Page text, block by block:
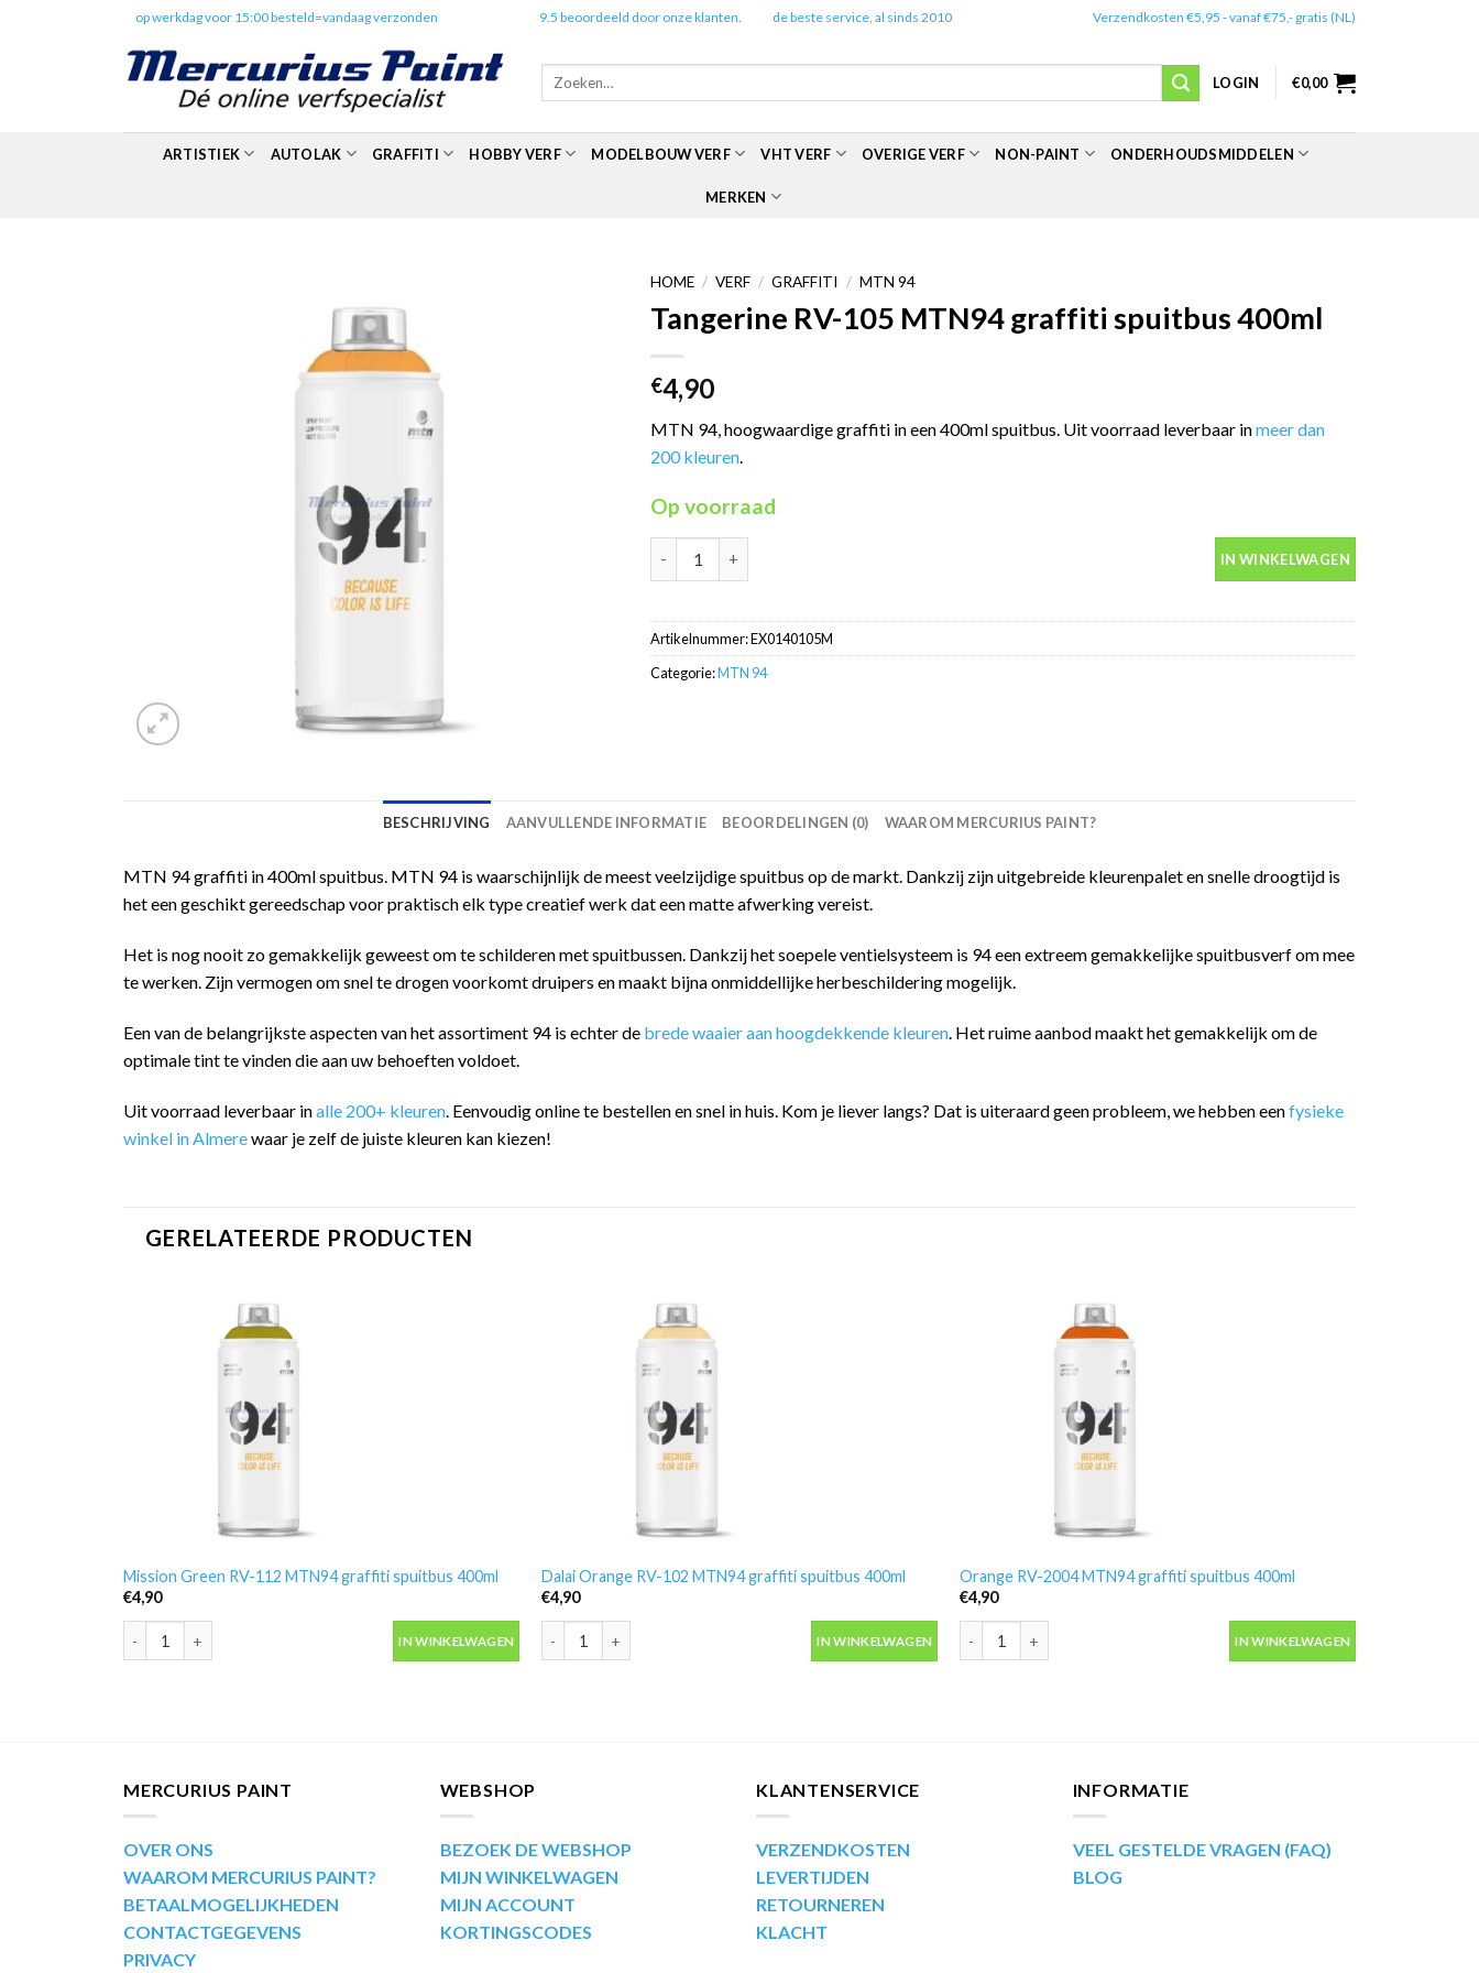
op werkdag voor 15:00 besteld=vandaag verzonden 9.5 beoordeeld door onze klanten. de beste service, al sinds 2010 Verzendkosten €5,95 - vanaf €75,- gratis (NL)
Zoeken
LOGIN €0,00
ARTISTIEK AUTOLAK GRAFFITI HOBBY VERF MODELBOUW VERF VHT VERF OVERIGE VERF NON-PAINT ONDERHOUDSMIDDELEN
MERKEN
HOME / VERF / GRAFFITI / MTN 94
Tangerine RV-105 MTN94 graffiti spuitbus 400ml
€4,90
MTN 94, hoogwaardige graffiti in een 400ml spuitbus. Uit voorraad leverbaar inmeer dan
200 kleuren
Op voorraad
IN WINKELWAGEN
Artikelnummer:EX0140105M
Categorie:MTN 94
BESCHRIJVING AANVULLENDE INFORMATIE BEOORDELINGEN (0) WAAROM MERCURIUS PAINT?
MTN 94 graffiti in 400ml spuitbus. MTN 94 is waarschijnlijk de meest veelzijdige spuitbus op de markt. Dankzij zijn uitgebreide kleurenpalet en snelle droogtijd is
het een geschikt gereedschap voor praktisch elk type creatief werk dat een matte afwerking vereist.
Het is nog nooit zo gemakkelijk geweest om te schilderen met spuitbussen. Dankzij het soepele ventielsysteem is 94 een extreem gemakkelijke spuitbusverf om mee
te werken. Zijn vermogen om snel te drogen voorkomt druipers en maakt bijna onmiddellijke herbeschildering mogelijk.
Een van de belangrijkste aspecten van het assortiment 94 is echter de brede waaier aan hoogdekkende kleuren . Het ruime aanbod maakt het gemakkelijk om de
optimale tint te vinden die aan uw behoeften voldoet.
Uit voorraad leverbaar inalle 200+ kleuren . Eenvoudig online te bestellen en snel in huis. Kom je liever langs? Dat is uiteraard geen probleem, we hebben eenfysieke
winkel in Almerewaar je zelf de juiste kleuren kan kiezen!
GERELATEERDE PRODUCTEN
Mission Green RV-112 MTN94 graffiti spuitbus 400ml
€4,90
Mission Green RV-112 MTN94 graffiti spuitbus 400ml aantal
IN WINKELWAGEN
Dalai Orange RV-102 MTN94 graffiti spuitbus 400ml
€4,90
Dalai Orange RV-102 MTN94 graffiti spuitbus 400ml aantal
IN WINKELWAGEN
Orange RV-2004 MTN94 graffiti spuitbus 400ml
€4,90
Orange RV-2004 MTN94 graffiti spuitbus 400ml aantal
IN WINKELWAGEN
MERCURIUS PAINT
OVER ONS
WAAROM MERCURIUS PAINT?
BETAALMOGELIJKHEDEN
CONTACTGEGEVENS
PRIVACY
WEBSHOP
BEZOEK DE WEBSHOP
MIJN WINKELWAGEN
MIJN ACCOUNT
KORTINGSCODES
KLANTENSERVICE
VERZENDKOSTEN
LEVERTIJDEN
RETOURNEREN
KLACHT
INFORMATIE
VEEL GESTELDE VRAGEN (FAQ)
BLOG